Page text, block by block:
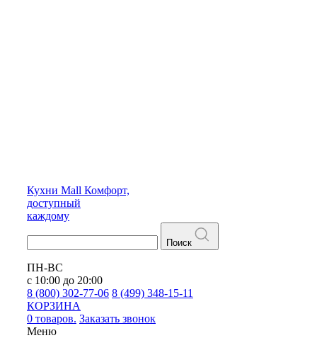
Кухни Mall Комфорт,
доступный
каждому
Поиск
ПН-ВС
с 10:00 до 20:00
8 (800) 302-77-06 8 (499) 348-15-11
КОРЗИНА
0 товаров. Заказать звонок
Меню